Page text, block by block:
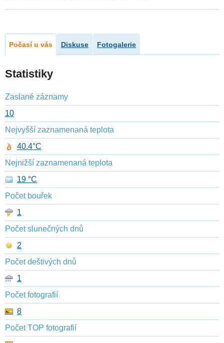
Počasí u vás Diskuse Fotogalerie
Statistiky
Zaslané záznamy
10
Nejvyšší zaznamenaná teplota
40.4°C
Nejnižší zaznamenaná teplota
19 °C
Počet bouřek
1
Počet slunečných dnů
2
Počet deštivých dnů
1
Počet fotografií
8
Počet TOP fotografií